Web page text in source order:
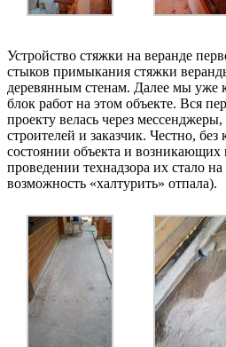
Устройство стяжки на веранде
стыков примыкания стяжки
деревянным стенам. Далее мы уже
блок работ на этом объекте. Вся
проекту велась через
строителей и заказчик. Честно,
состоянии объекта и
проведении технадзора их стало
возможность «халтурить» отпала).